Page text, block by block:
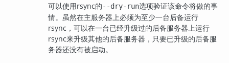
可以使用rsync的--dry-run选项验证该命令将做的事
情。虽然在主服务器上必须为至少一台后备运行
rsync ，可以在一台已经升级过的后备服务器上运行
rsync来升级其他的后备服务器，只要已升级的后备服
务器还没有被启动。